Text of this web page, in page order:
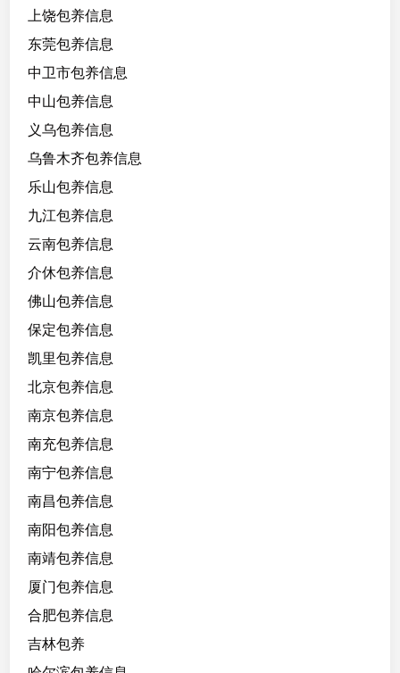
，
2
8
1
7
3
混
血
上饶包养信息
东莞包养信息
中卫市包养信息
中山包养信息
义乌包养信息
乌鲁木齐包养信息
乐山包养信息
九江包养信息
云南包养信息
介休包养信息
佛山包养信息
保定包养信息
凯里包养信息
北京包养信息
南京包养信息
南充包养信息
南宁包养信息
南昌包养信息
南阳包养信息
南靖包养信息
厦门包养信息
合肥包养信息
吉林包养